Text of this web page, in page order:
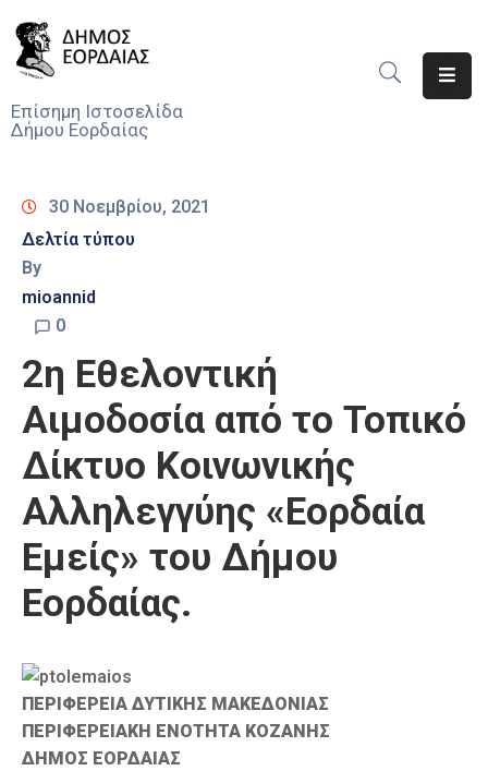
Επίσημη Ιστοσελίδα
Δήμου Εορδαίας
Νέα
Υπηρεσίες
Του
Δήμου
Προσκλήσεις
Αποφάσεις
Τηλέφωνα
Καιρός
30 Νοεμβρίου, 2021
Δελτία τύπου
By
mioannid
0
2η Εθελοντική
Αιμοδοσία από το Τοπικό
Δίκτυο Κοινωνικής
Αλληλεγγύης «Εορδαία
Εμείς» του Δήμου
Εορδαίας.
ΠΕΡΙΦΕΡΕΙΑ ΔΥΤΙΚΗΣ ΜΑΚΕΔΟΝΙΑΣ
ΠΕΡΙΦΕΡΕΙΑΚΗ ΕΝΟΤΗΤΑ ΚΟΖΑΝΗΣ
ΔΗΜΟΣ ΕΟΡΔΑΙΑΣ